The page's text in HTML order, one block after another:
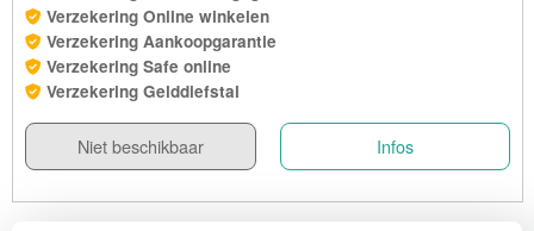
Verzekering Online winkelen
Verzekering Aankoopgarantie
Verzekering Safe online
Verzekering Gelddiefstal
Niet beschikbaar Infos